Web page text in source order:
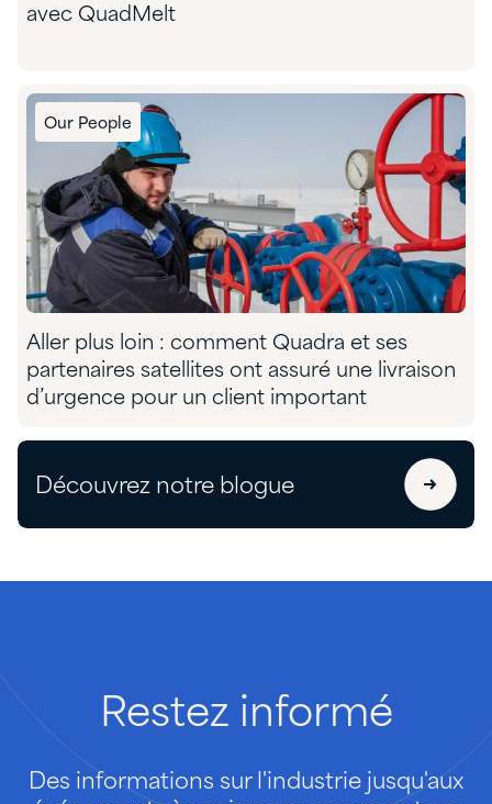
avec QuadMelt
Our People
Aller plus loin : comment Quadra et ses
partenaires satellites ont assuré une livraison
d’urgence pour un client important
Découvrez notre blogue
Restez informé
Des informations sur l'industrie jusqu'aux